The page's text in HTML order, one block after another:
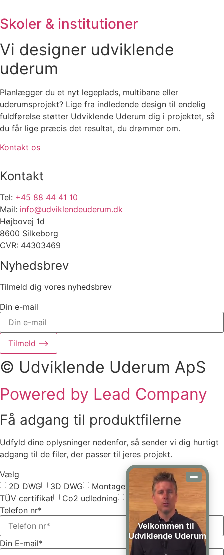
Skoler & institutioner
Vi designer udviklende
uderum
Planlægger du et nyt legeplads, multibane eller
uderumsprojekt? Lige fra indledende design til endelig
fuldførelse støtter Udviklende Uderum dig i projektet, så
du får lige præcis det resultat, du drømmer om.
Kontakt os
Kontakt
Tel: +45 88 44 41 10
Mail: info@udviklendeuderum.dk
Højbovej 1d
8600 Silkeborg
CVR: 44303469
Nyhedsbrev
Tilmeld dig vores nyhedsbrev
Din e-mail
Tilmeld ⟶
© Udviklende Uderum ApS
Powered by Lead Company
Få adgang til produktfilerne
Udfyld dine oplysninger nedenfor, så sender vi dig hurtigt
adgang til de filer, der passer til jeres projekt.
Vælg
2D DWG
3D DWG
Montagevejledning
TÜV certifikat
Co2 udledning
Vælg alle
Telefon nr*
Din E-mail*
Velkommen til
Udviklende Uderum